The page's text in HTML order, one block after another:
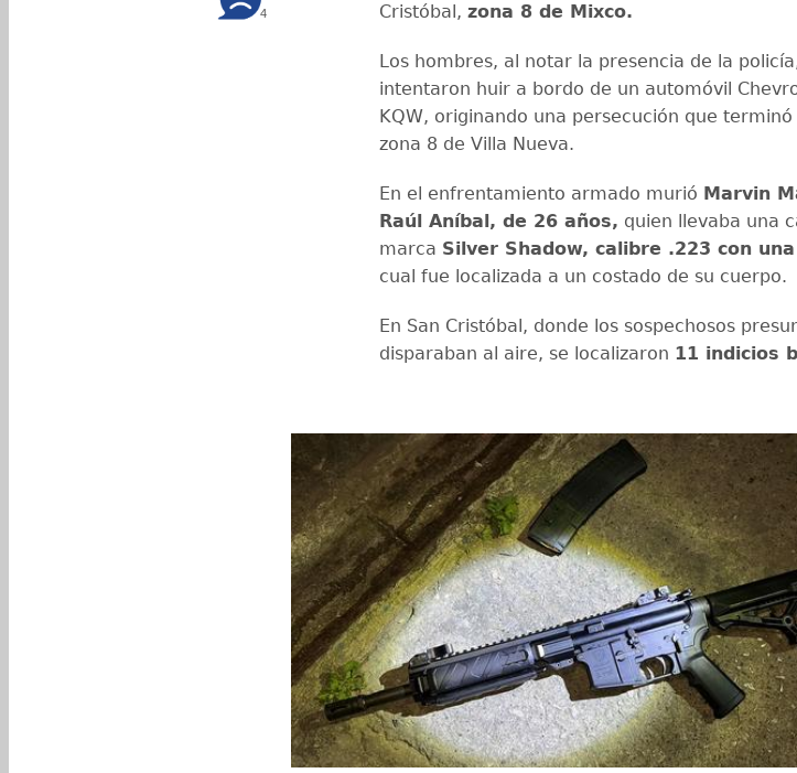
4
Cristóbal, zona 8 de Mixco.
Los hombres, al notar la presencia de la
intentaron huir a bordo de un automóvil
KQW, originando una persecución que terminó
zona 8 de Villa Nueva.
En el enfrentamiento armado murió Marvin
Raúl Aníbal, de 26 años, quien llevaba una
marca Silver Shadow, calibre .223 con
cual fue localizada a un costado de su cuerpo.
En San Cristóbal, donde los sospechosos
disparaban al aire, se localizaron 11 indicios